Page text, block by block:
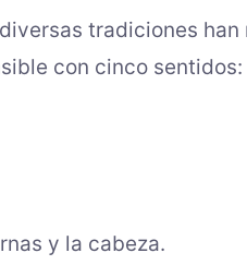
tradiciones
con cinco sentidos:
y la cabeza.